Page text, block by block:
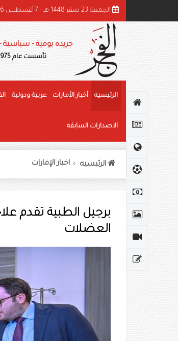
في المائة نموا بالمعاملات الجمركية الرقمية بجمارك أبوظبي خلال
الجمعة 23 صفر 1448 هـ - 7 أغسطس 2026 م
جريده يومية -
تأسست عام 1975
الرئيسيه أخبار الأمارات عربية ودولية
الاصدارات السابقه
الرئيسيه اخبار الإمارات
برجيل الطبية تقدم
العضلات